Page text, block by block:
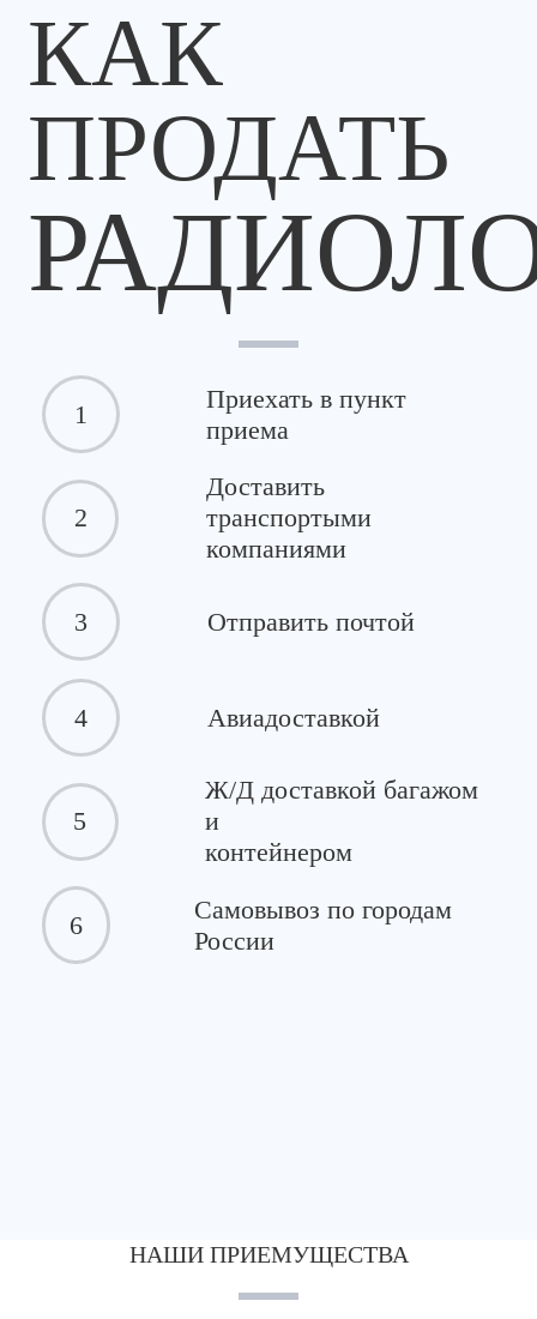
КАК
ПРОДАТЬ
1
Приехать в пункт
приема
2
Доставить
транспортыми
компаниями
3 Отправить почтой
4 Авиадоставкой
5
Ж/Д доставкой багажом
и
контейнером
6
Самовывоз по городам
России
НАШИ ПРИЕМУЩЕСТВА